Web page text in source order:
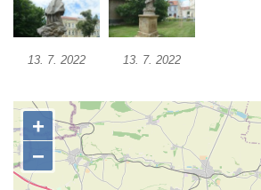
Plastika Koule v Sadech Československé
armády v Teplicích
Socha v Plynárenské ulici v Teplicích-
Keramická plastika v ulici Dr. Vrbenského v
Teplicích
Památník Pravřídla v Lázeňské ulici v
Teplicích
13. 7. 2022 13. 7. 2022